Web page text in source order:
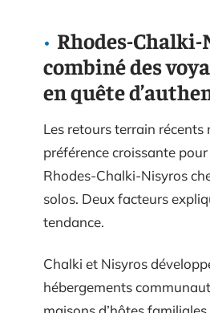
Rhodes-Chalki-
combiné des
en quête
Les retours terrain
préférence croissante
Rhodes-Chalki-Nisyros
solos. Deux facteurs
tendance.
Chalki et Nisyros
hébergements